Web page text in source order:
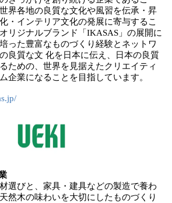
界各地の良質な文化や風習を伝承・昇
・インテリア文化の発展に寄与するこ
リジナルブランド「IKASAS」の展開に
った豊富なものづくり経験とネットワ
良質な文 化を日本に伝え、日本の良質
ための、世界を見据えたクリエイティ
企業になることを目指しています。
選びと、家具・建具などの製造で養わ
然木の味わいを大切にしたものづくり